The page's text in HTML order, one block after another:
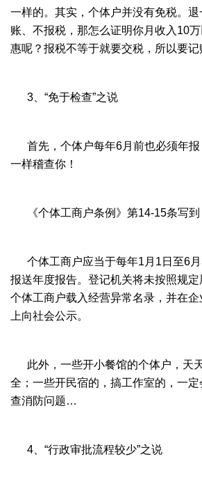
一样的。其实，个体户并没有免税。
账、不报税，那怎么证明你月收入10
惠呢？报税不等于就要交税，所以要记
3、“免于检查”之说
首先，个体户每年6月前也必须年
一样稽查你！
《个体工商户条例》第14-15条写到
个体工商户应当于每年1月1日至6
报送年度报告。登记机关将未按照规
个体工商户载入经营异常名录，并在
上向社会公示。
此外，一些开小餐馆的个体户，天
全；一些开民宿的，搞工作室的，一
查消防问题…
4、“行政审批流程较少”之说